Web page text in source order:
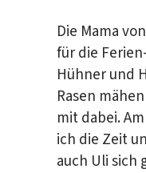
Die Mama
für die
Hühner und
Rasen
mit dabei.
ich die Zeit
auch Uli sich